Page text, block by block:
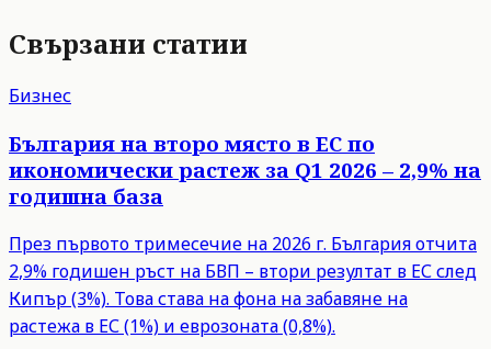
Свързани статии
Бизнес
България на второ място в ЕС по
икономически растеж за Q1 2026 – 2,9% на
годишна база
През първото тримесечие на 2026 г. България отчита
2,9% годишен ръст на БВП – втори резултат в ЕС след
Кипър (3%). Това става на фона на забавяне на
растежа в ЕС (1%) и еврозоната (0,8%).